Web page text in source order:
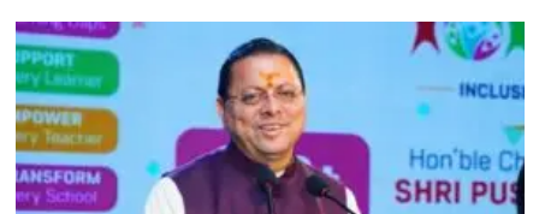
ऊर्जा
परियोजनाओं
लिए
केंद्र
से
सहयोग
की
मांग,